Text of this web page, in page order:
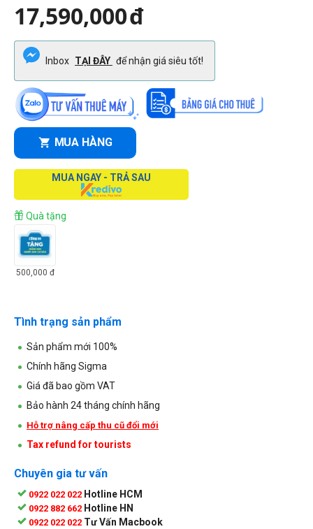
17,590,000đ
Inbox TẠI ĐÂY để nhận giá siêu tốt!
MUA HÀNG
MUA NGAY - TRẢ SAU
Quà tặng
500,000 đ
Tình trạng sản phẩm
Sản phẩm mới 100%
Chính hãng Sigma
Giá đã bao gồm VAT
Bảo hành 24 tháng chính hãng
Hỗ trợ nâng cấp thu cũ đổi mới
Tax refund for tourists
Chuyên gia tư vấn
0922 022 022 Hotline HCM
0922 882 662 Hotline HN
0922 022 022 Tư Vấn Macbook